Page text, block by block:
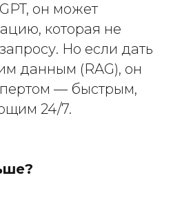
он может
которая не
Но если дать
данным (RAG), он
— быстрым,
24/7.